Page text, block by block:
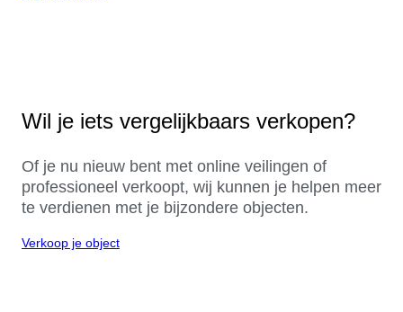
Wil je iets vergelijkbaars verkopen?
Of je nu nieuw bent met online veilingen of
professioneel verkoopt, wij kunnen je helpen meer
te verdienen met je bijzondere objecten.
Verkoop je object